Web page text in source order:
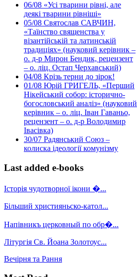
06/08 «Усі тварини рівні, але
деякі тварини рівніші»
05/08 Святослав САВЧИН,
«Таїнство священства у
візантійській та латинській
традиціях» (науковий керівник –
о. д-р Мирон Бендик, рецензент
– о. ліц. Остап Черхавський)
04/08 Крізь терни до зірок!
01/08 Юрій ГРИГЕЛЬ, «Перший
Нікейський собор: історично-
богословський аналіз» (науковий
керівник – о. ліц. Іван Гаваньо,
рецензент – о. д-р Володимир
Івасівка)
30/07 Радянський Союз –
колиска ідеології комунізму
Last added e-books
Історія чудотворної ікони �...
Більший християньско-катол...
Напівникъ церковный по обр�...
Літургія Св. Йоана Золотоус...
Вечірня та Рання